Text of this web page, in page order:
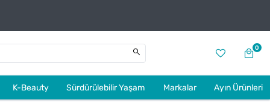
0
K-Beauty Sürdürülebilir Yaşam Markalar Ayın Ürünleri